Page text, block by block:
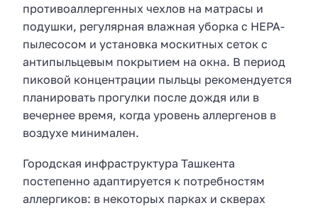
противоаллергенных чехлов на матрасы и
подушки, регулярная влажная уборка с HEPA-
пылесосом и установка москитных сеток с
антипыльцевым покрытием на окна. В период
пиковой концентрации пыльцы рекомендуется
планировать прогулки после дождя или в
вечернее время, когда уровень аллергенов в
воздухе минимален.
Городская инфраструктура Ташкента
постепенно адаптируется к потребностям
аллергиков: в некоторых парках и скверах